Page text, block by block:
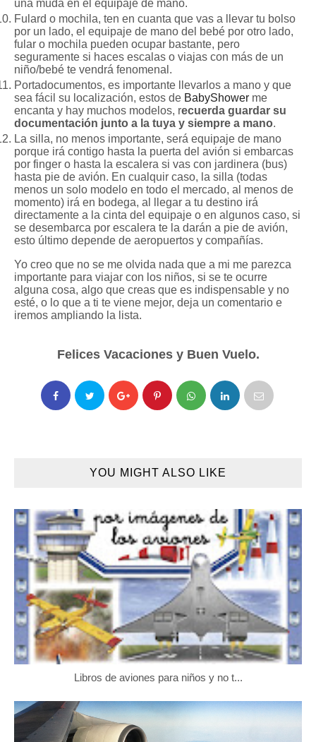
una muda en el equipaje de mano.
Fulard o mochila, ten en cuanta que vas a llevar tu bolso
por un lado, el equipaje de mano del bebé por otro lado,
fular o mochila pueden ocupar bastante, pero
seguramente si haces escalas o viajas con más de un
niño/bebé te vendrá fenomenal.
Portadocumentos, es importante llevarlos a mano y que
sea fácil su localización, estos de BabyShower me
encanta y hay muchos modelos, recuerda guardar su
documentación junto a la tuya y siempre a mano.
La silla, no menos importante, será equipaje de mano
porque irá contigo hasta la puerta del avión si embarcas
por finger o hasta la escalera si vas con jardinera (bus)
hasta pie de avión. En cualquir caso, la silla (todas
menos un solo modelo en todo el mercado, al menos de
momento) irá en bodega, al llegar a tu destino irá
directamente a la cinta del equipaje o en algunos caso, si
se desembarca por escalera te la darán a pie de avión,
esto último depende de aeropuertos y compañías.
Yo creo que no se me olvida nada que a mi me parezca
importante para viajar con los niños, si se te ocurre
alguna cosa, algo que creas que es indispensable y no
esté, o lo que a ti te viene mejor, deja un comentario e
iremos ampliando la lista.
Felices Vacaciones y Buen Vuelo.
YOU MIGHT ALSO LIKE
Libros de aviones para niños y no t...